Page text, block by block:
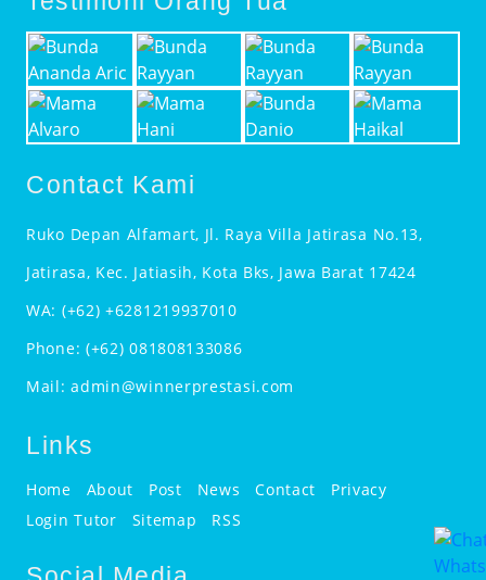
Contact Kami
Ruko Depan Alfamart, Jl. Raya Villa Jatirasa No.13,
Jatirasa, Kec. Jatiasih, Kota Bks, Jawa Barat 17424
WA: (+62) +6281219937010
Phone: (+62) 081808133086
Mail:admin@winnerprestasi.com
Links
Home About Post News Contact
Privacy
Login Tutor
Sitemap RSS